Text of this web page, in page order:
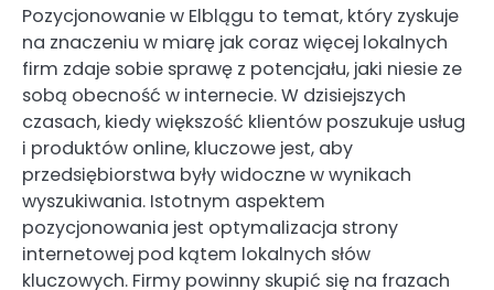
Pozycjonowanie w Elblągu to temat, który zyskuje
na znaczeniu w miarę jak coraz więcej lokalnych
firm zdaje sobie sprawę z potencjału, jaki niesie ze
sobą obecność w internecie. W dzisiejszych
czasach, kiedy większość klientów poszukuje usług
i produktów online, kluczowe jest, aby
przedsiębiorstwa były widoczne w wynikach
wyszukiwania. Istotnym aspektem
pozycjonowania jest optymalizacja strony
internetowej pod kątem lokalnych słów
kluczowych. Firmy powinny skupić się na frazach